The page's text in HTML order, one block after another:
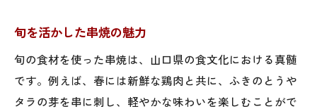
旬を活かした串焼の魅力
旬の食材を使った串焼は、山口県の食文化における真髄
です。例えば、春には新鮮な鶏肉と共に、ふきのとうや
タラの芽を串に刺し、軽やかな味わいを楽しむことがで